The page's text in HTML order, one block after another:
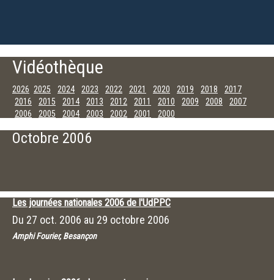
Vidéothèque
2026 2025 2024 2023 2022 2021 2020 2019 2018
2017
2016
2015 2014 2013 2012 2011 2010 2009 2008
2007
2006
2005 2004 2003 2002 2001
2000
Mars
Février Janvier
Octobre 2006
Les journées nationales 2006 de l'UdPPC
Du 27 oct. 2006 au 29 octobre 2006
Amphi Fourier, Besançon